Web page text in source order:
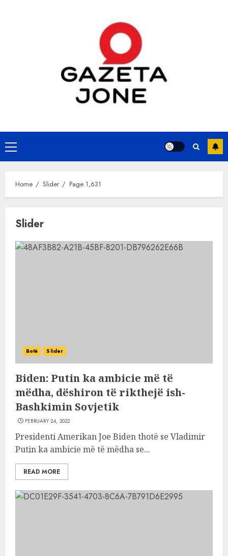
Primary
Menu
Home Slider Page 1,631
Slider
Botë Slider
Biden: Putin ka ambicie më të
mëdha, dëshiron të rikthejë ish-
Bashkimin Sovjetik
FEBRUARY 24, 2022
Presidenti Amerikan Joe Biden thotë se Vladimir
Putin ka ambicie më të mëdha se...
READ MORE